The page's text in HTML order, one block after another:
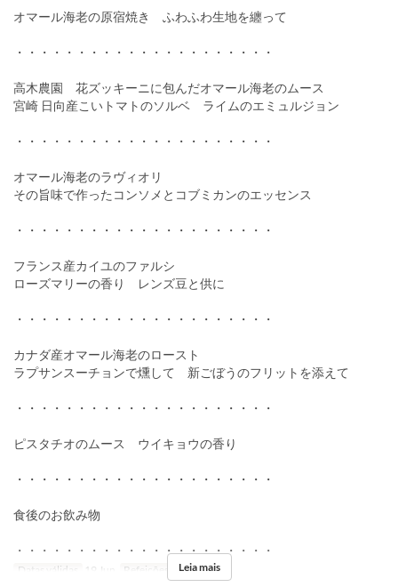
オマール海老の原宿焼き ふわふわ生地を纏って
・・・・・・・・・・・・・・・・・・・・・
高木農園 花ズッキーニに包んだオマール海老のムース
宮崎 日向産こいトマトのソルベ ライムのエミュルジョン
・・・・・・・・・・・・・・・・・・・・・
オマール海老のラヴィオリ
その旨味で作ったコンソメとコブミカンのエッセンス
・・・・・・・・・・・・・・・・・・・・・
フランス産カイユのファルシ
ローズマリーの香り レンズ豆と供に
・・・・・・・・・・・・・・・・・・・・・
カナダ産オマール海老のロースト
ラプサンスーチョンで燻して 新ごぼうのフリットを添えて
・・・・・・・・・・・・・・・・・・・・・
ピスタチオのムース ウイキョウの香り
・・・・・・・・・・・・・・・・・・・・・
食後のお飲み物
・・・・・・・・・・・・・・・・・・・・・
Datas válidas 19 Jun Refeições Jantar
Leia mais